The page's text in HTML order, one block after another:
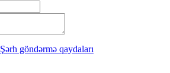
Şərh göndərmə qaydaları